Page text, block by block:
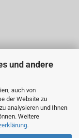
und andere
auch von
der Website zu
analysieren und Ihnen
Weitere
.